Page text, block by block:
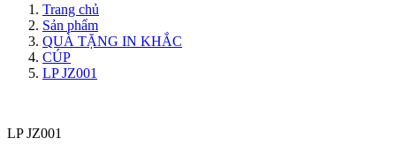
Trang chủ
Sản phẩm
QUÀ TẶNG IN KHẮC
CÚP
LP JZ001
LP JZ001